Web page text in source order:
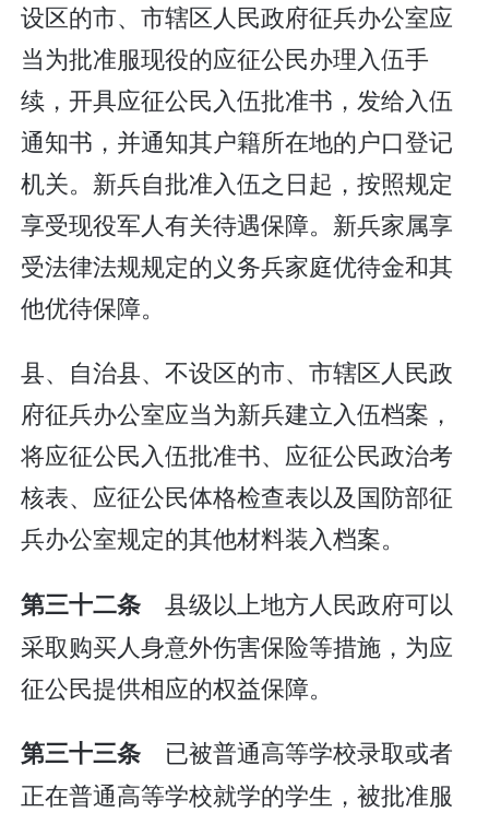
设区的市、市辖区人民政府征兵办公室应
当为批准服现役的应征公民办理入伍手
续，开具应征公民入伍批准书，发给入伍
通知书，并通知其户籍所在地的户口登记
机关。新兵自批准入伍之日起，按照规定
享受现役军人有关待遇保障。新兵家属享
受法律法规规定的义务兵家庭优待金和其
他优待保障。
县、自治县、不设区的市、市辖区人民政
府征兵办公室应当为新兵建立入伍档案，
将应征公民入伍批准书、应征公民政治考
核表、应征公民体格检查表以及国防部征
兵办公室规定的其他材料装入档案。
第三十二条 县级以上地方人民政府可以
采取购买人身意外伤害保险等措施，为应
征公民提供相应的权益保障。
第三十三条 已被普通高等学校录取或者
正在普通高等学校就学的学生，被批准服